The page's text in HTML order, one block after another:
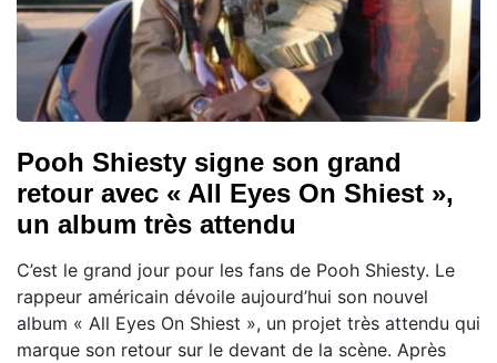
Pooh Shiesty signe son grand
retour avec « All Eyes On Shiest »,
un album très attendu
C’est le grand jour pour les fans de Pooh Shiesty. Le
rappeur américain dévoile aujourd’hui son nouvel
album « All Eyes On Shiest », un projet très attendu qui
marque son retour sur le devant de la scène. Après